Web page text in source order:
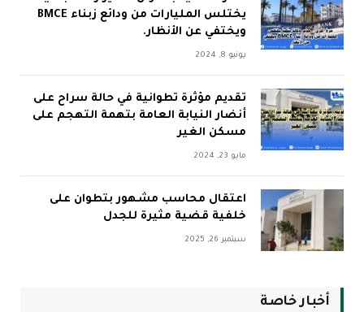
يختلس المليارات من ودائع زبناء BMCE
ويختفي عن الأنظار.
يونيو 8, 2024
تقديم مؤثرة تطوانية في حالة سراح على
أنضار النيابة العامة بتهمة التهجم على
مسكن الغير
مايو 23, 2024
اعتقال محاسب مشهور بتطوان على
خلفية قضية مثيرة للجدل
سبتمبر 26, 2025
أخبار خاصة